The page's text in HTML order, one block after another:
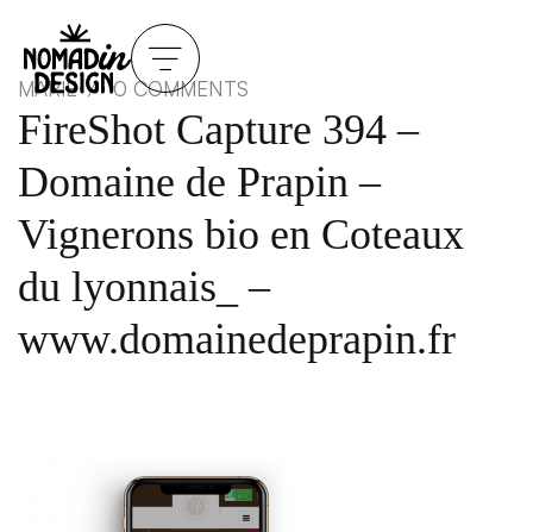
MARIE 0 COMMENTS
FireShot Capture 394 –
Domaine de Prapin –
Vignerons bio en Coteaux
du lyonnais_ –
www.domainedeprapin.fr